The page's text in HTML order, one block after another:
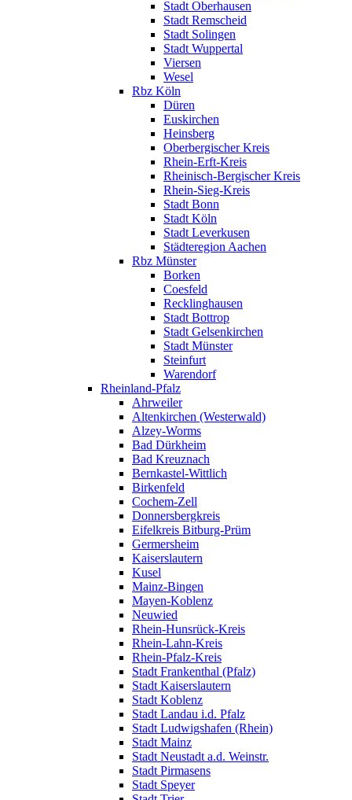
Stadt Oberhausen
Stadt Remscheid
Stadt Solingen
Stadt Wuppertal
Viersen
Wesel
Rbz Köln
Düren
Euskirchen
Heinsberg
Oberbergischer Kreis
Rhein-Erft-Kreis
Rheinisch-Bergischer Kreis
Rhein-Sieg-Kreis
Stadt Bonn
Stadt Köln
Stadt Leverkusen
Städteregion Aachen
Rbz Münster
Borken
Coesfeld
Recklinghausen
Stadt Bottrop
Stadt Gelsenkirchen
Stadt Münster
Steinfurt
Warendorf
Rheinland-Pfalz
Ahrweiler
Altenkirchen (Westerwald)
Alzey-Worms
Bad Dürkheim
Bad Kreuznach
Bernkastel-Wittlich
Birkenfeld
Cochem-Zell
Donnersbergkreis
Eifelkreis Bitburg-Prüm
Germersheim
Kaiserslautern
Kusel
Mainz-Bingen
Mayen-Koblenz
Neuwied
Rhein-Hunsrück-Kreis
Rhein-Lahn-Kreis
Rhein-Pfalz-Kreis
Stadt Frankenthal (Pfalz)
Stadt Kaiserslautern
Stadt Koblenz
Stadt Landau i.d. Pfalz
Stadt Ludwigshafen (Rhein)
Stadt Mainz
Stadt Neustadt a.d. Weinstr.
Stadt Pirmasens
Stadt Speyer